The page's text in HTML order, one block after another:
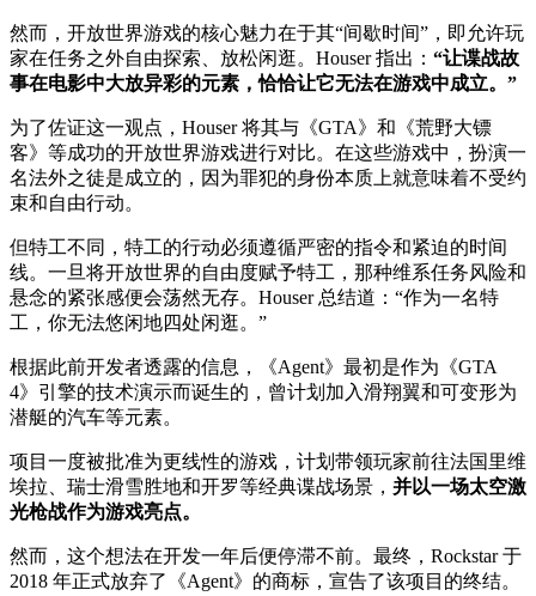
然而，开放世界游戏的核心魅力在于其“间歇时间”，即允许玩
家在任务之外自由探索、放松闲逛。Houser 指出： “让谍战故
事在电影中大放异彩的元素，恰恰让它无法在游戏中成立。”
为了佐证这一观点，Houser 将其与《GTA》和《荒野大镖
客》等成功的开放世界游戏进行对比。在这些游戏中，扮演一
名法外之徒是成立的，因为罪犯的身份本质上就意味着不受约
束和自由行动。
但特工不同，特工的行动必须遵循严密的指令和紧迫的时间
线。一旦将开放世界的自由度赋予特工，那种维系任务风险和
悬念的紧张感便会荡然无存。Houser 总结道：“作为一名特
工，你无法悠闲地四处闲逛。”
根据此前开发者透露的信息，《Agent》最初是作为《GTA
4》引擎的技术演示而诞生的，曾计划加入滑翔翼和可变形为
潜艇的汽车等元素。
项目一度被批准为更线性的游戏，计划带领玩家前往法国里维
埃拉、瑞士滑雪胜地和开罗等经典谍战场景， 并以一场太空激
光枪战作为游戏亮点。
然而，这个想法在开发一年后便停滞不前。最终，Rockstar 于
2018 年正式放弃了《Agent》的商标，宣告了该项目的终结。